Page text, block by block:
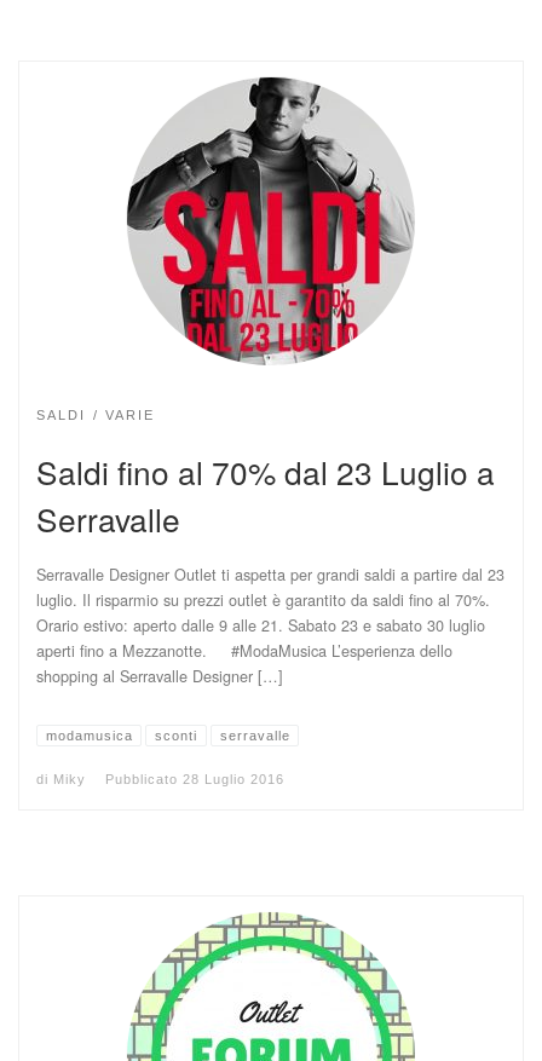
SALDI VARIE
Saldi fino al 70% dal 23 Luglio a
Serravalle
Serravalle Designer Outlet ti aspetta per grandi saldi a partire dal 23
luglio. Il risparmio su prezzi outlet è garantito da saldi fino al 70%.
Orario estivo: aperto dalle 9 alle 21. Sabato 23 e sabato 30 luglio
aperti fino a Mezzanotte. #ModaMusica L’esperienza dello
shopping al Serravalle Designer […]
modamusica sconti serravalle
di Miky Pubblicato 28 Luglio 2016